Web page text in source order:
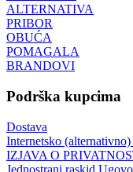
ALTERNATIVA
PRIBOR
OBUĆA
POMAGALA
BRANDOVI
Podrška kupcima
Dostava
Internetsko
IZJAVA O
Jednostrani raskid